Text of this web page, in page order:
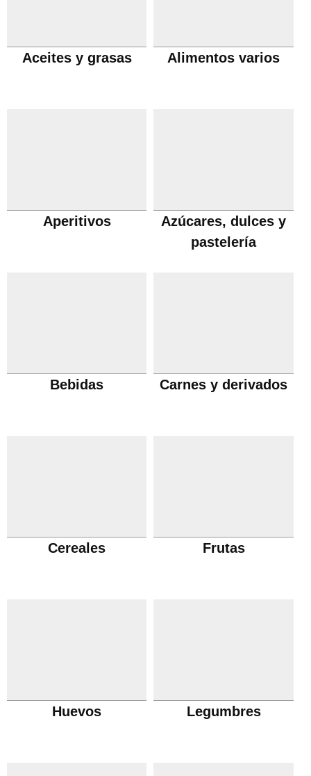
Aceites y grasas Alimentos varios
Aperitivos
Azúcares, dulces y
pastelería
Bebidas Carnes y derivados
Cereales Frutas
Huevos Legumbres